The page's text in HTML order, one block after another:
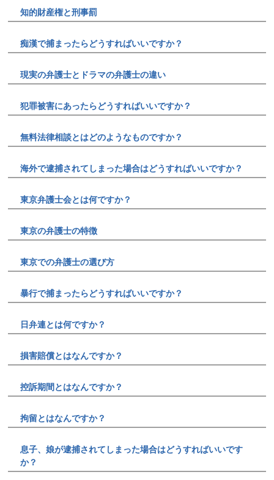
知的財産権と刑事罰
痴漢で捕まったらどうすればいいですか？
現実の弁護士とドラマの弁護士の違い
犯罪被害にあったらどうすればいいですか？
無料法律相談とはどのようなものですか？
海外で逮捕されてしまった場合はどうすればいいですか？
東京弁護士会とは何ですか？
東京の弁護士の特徴
東京での弁護士の選び方
暴行で捕まったらどうすればいいですか？
日弁連とは何ですか？
損害賠償とはなんですか？
控訴期間とはなんですか？
拘留とはなんですか？
息子、娘が逮捕されてしまった場合はどうすればいいです
か？